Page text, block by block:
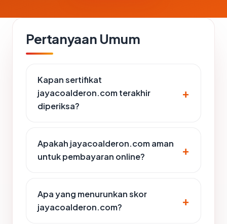
Pertanyaan Umum
Kapan sertifikat
jayacoalderon.com terakhir
diperiksa?
Apakah jayacoalderon.com aman
untuk pembayaran online?
Apa yang menurunkan skor
jayacoalderon.com?